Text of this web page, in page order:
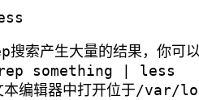
搜索产生大量的结果，你可
something | less
本编辑器中打开位于/var/